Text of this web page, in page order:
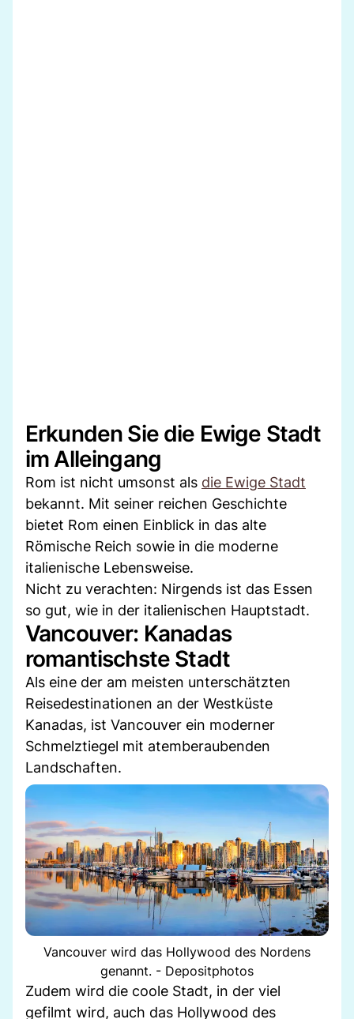
Erkunden Sie die Ewige Stadt
im Alleingang
Rom ist nicht umsonst als die Ewige Stadt
bekannt. Mit seiner reichen Geschichte
bietet Rom einen Einblick in das alte
Römische Reich sowie in die moderne
italienische Lebensweise.
Nicht zu verachten: Nirgends ist das Essen
so gut, wie in der italienischen Hauptstadt.
Vancouver: Kanadas
romantischste Stadt
Als eine der am meisten unterschätzten
Reisedestinationen an der Westküste
Kanadas, ist Vancouver ein moderner
Schmelztiegel mit atemberaubenden
Landschaften.
Vancouver wird das Hollywood des Nordens
genannt. - Depositphotos
Zudem wird die coole Stadt, in der viel
gefilmt wird, auch das Hollywood des